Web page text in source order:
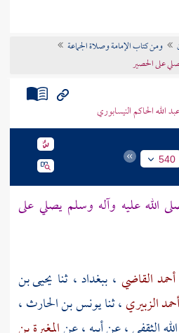
ومن كتاب الإمامة وصلاة الجماعة
على الحصير
الله الحاكم النيسابوري
540
الله عليه وآله وسلم يصلي على
القاضي ، ببغداد، ثنا يحيى بن
الزبيري، ثنايونس بن الحارث،